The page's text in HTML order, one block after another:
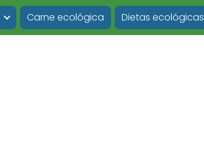
Carne ecológica Dietas ecológicas